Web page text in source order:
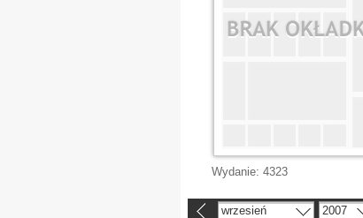
Wydanie: 4323
wrzesień 2007